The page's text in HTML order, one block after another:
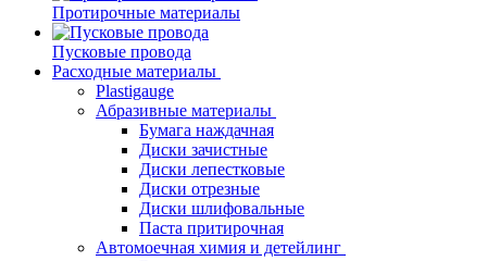
Протирочные материалы
Пусковые провода
Расходные материалы
Plastigauge
Абразивные материалы
Бумага наждачная
Диски зачистные
Диски лепестковые
Диски отрезные
Диски шлифовальные
Паста притирочная
Автомоечная химия и детейлинг